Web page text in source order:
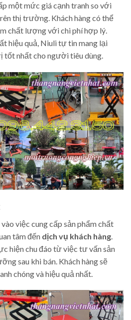
một mức giá cạnh tranh so với
thị trường. Khách hàng có thể
chất lượng với chi phí hợp lý.
hiệu quả, Niuli tự tin mang lại
tốt nhất cho người tiêu dùng.
việc cung cấp sản phẩm chất
tâm đến dịch vụ khách hàng
hiện chu đáo từ việc tư vấn sản
sau khi bán. Khách hàng sẽ
chóng và hiệu quả nhất.